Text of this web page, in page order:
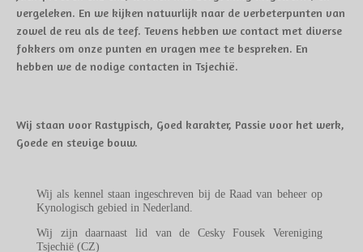
vergeleken. En we kijken natuurlijk naar de verbeterpunten van
zowel de reu als de teef. Tevens hebben we contact met diverse
fokkers om onze punten en vragen mee te bespreken. En
hebben we de nodige contacten in Tsjechië.
Wij staan voor Rastypisch, Goed karakter, Passie voor het werk,
Goede en stevige bouw.
Wij als kennel staan ingeschreven bij de Raad van beheer op
Kynologisch gebied in Nederland.
Wij zijn daarnaast lid van de Cesky Fousek Vereniging
Tsjechië (CZ)